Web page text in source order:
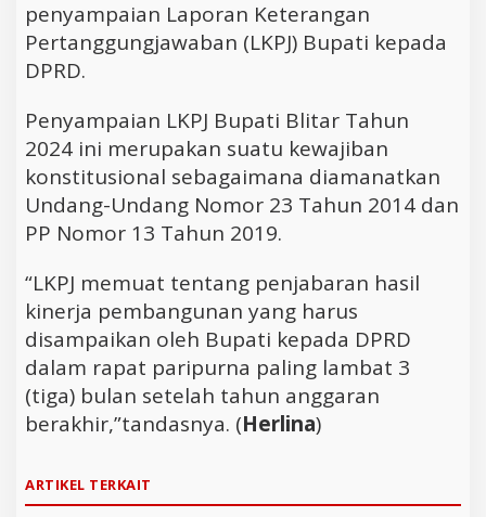
penyampaian Laporan Keterangan
Pertanggungjawaban (LKPJ) Bupati kepada
DPRD.
Penyampaian LKPJ Bupati Blitar Tahun
2024 ini merupakan suatu kewajiban
konstitusional sebagaimana diamanatkan
Undang-Undang Nomor 23 Tahun 2014 dan
PP Nomor 13 Tahun 2019.
“LKPJ memuat tentang penjabaran hasil
kinerja pembangunan yang harus
disampaikan oleh Bupati kepada DPRD
dalam rapat paripurna paling lambat 3
(tiga) bulan setelah tahun anggaran
berakhir,”tandasnya. (Herlina)
ARTIKEL TERKAIT